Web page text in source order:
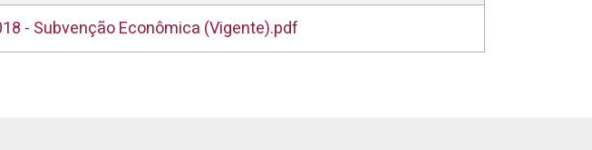
- Subvenção Econômica (Vigente).pdf